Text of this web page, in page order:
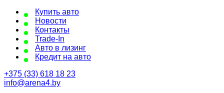
Купить авто
Новости
Контакты
Trade-In
Авто в лизинг
Кредит на авто
+375 (33) 618 18 23
info@arena4.by